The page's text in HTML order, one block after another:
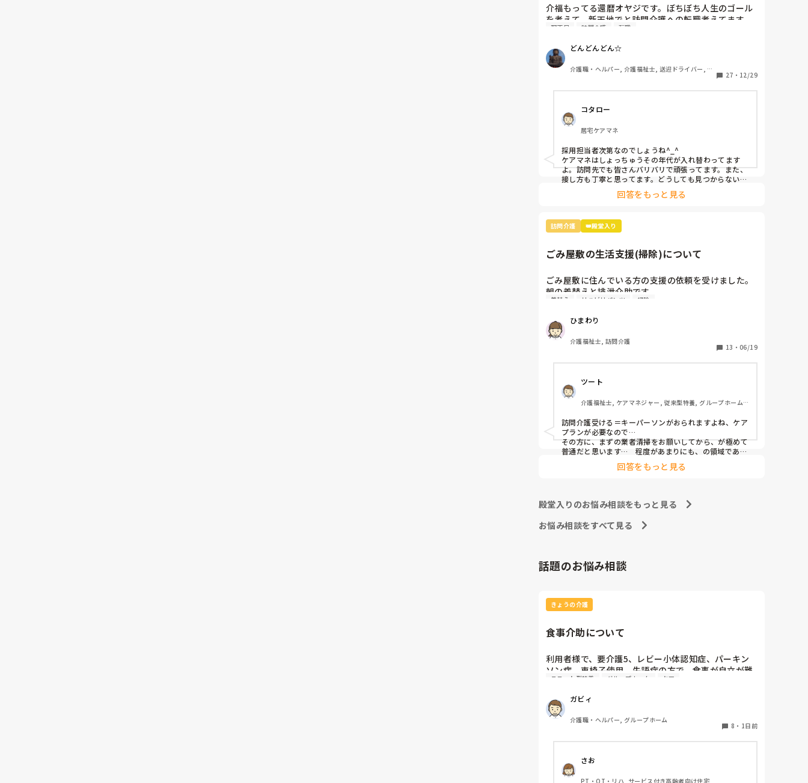
介福もってる還暦オヤジです。ぼちぼち人生のゴール
を考えて、新天地でと訪問介護への転職考えてます
が、６０歳男性というと断られます。
需要ないのかな⁉️
理不尽 訪問介護 転職
どんどんどん☆
介護職・ヘルパー, 介護福祉士, 送迎ドライバー, 小
27 ・ 12/29
コタロー
居宅ケアマネ
採用担当者次第なのでしょうね^_^
ケアマネはしょっちゅうその年代が入れ替わってます
よ。訪問先でも皆さんバリバリで頑張ってます。また、
接し方も丁寧と思ってます。どうしても見つからない時
はボランティアやハローワークの職業訓練から入ってみ
てはいかがでしょうか。回答をもっと見る
訪問介護 👑殿堂入り
ごみ屋敷の生活支援(掃除)について
ごみ屋敷に住んでいる方の支援の依頼を受けました。
朝の着替えと排泄介助です。
てあります。
キッチンは使える状態ではありません。
トイレも素人が綺麗に復旧出来る状態ではありませ
ん。
ケアマネから掃除の支援も追加してもらえないかとい
う話も出ていますが、ネットで調べると、ごみ屋敷の
清掃は訪問介護の範囲内ではないとい記事が多いで
す。
主任は引き受けるつもりでいるようですが、状態が酷
すぎてゾッとしてしまいます。
臭いもあるし、換気がされていないので、そのお宅に
訪問した後に同じ服装で次の支援になんて行けそうも
着替え リハビリパンツ 掃除
ひまわり
介護福祉士, 訪問介護
13 ・ 06/19
ツート
介護福祉士, ケアマネジャー, 従来型特養, グループホーム,
訪問介護受ける＝キーパーソンがおられますよね、ケア
プランが必要なので…
その方に、まずの業者清掃をお願いしてから、が極めて
普通だと思います…　程度があまりにも、の領域であれ
でないと、仕事が物理的にも、心情的にも出来ませんよ
回答をもっと見る
殿堂入りのお悩み相談をもっと見る
お悩み相談をすべて見る
話題のお悩み相談
きょうの介護
食事介助について
利用者様で、要介護5、レビー小体認知症、パーキン
ソン病、車椅子使用、失語症の方で、食事が自立が難
しくなって来ました。ご飯を、おにぎりにして、ご自
いのおにぎりにしてます。食べられる時とスプーンを
使っても難しい時があります。おかずも、おにぎり同
様、手づかみでたべてもらってる時があるのですが、
難しい時は、職員が介助しています。ご飯は、おにぎ
手づかみは、どうかなと思うのですが、皆さんはどう
思われますか？私は、自分の母親が手づかみで食べて
ユニット型特養 グループホーム ケア
ガビィ
介護職・ヘルパー, グループホーム
8 ・ 1日前
さお
PT・OT・リハ, サービス付き高齢者向け住宅